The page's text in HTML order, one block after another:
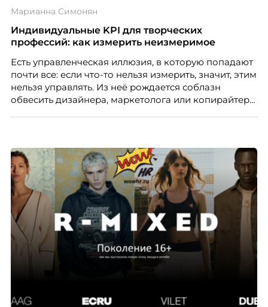
Марианна Симонян
Индивидуальные KPI для творческих
профессий: как измерить неизмеримое
Есть управленческая иллюзия, в которую попадают
почти все: если что-то нельзя измерить, значит, этим
нельзя управлять. Из неё рождается соблазн
обвесить дизайнера, маркетолога или копирайтера
а движение. А творческая работа — это тот редкий
случай, где движение и результат могут не
совпадать вовсе.